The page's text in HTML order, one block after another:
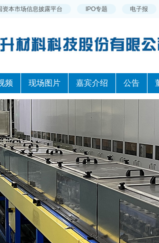
频 现场图片 嘉宾介绍 公告